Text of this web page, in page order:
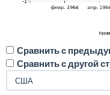
Сравнить с
Сравнить с другой